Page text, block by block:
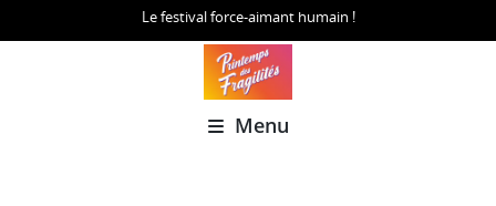
Le festival force-aimant humain !
Menu